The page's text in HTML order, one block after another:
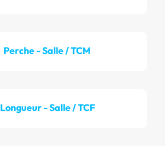
Perche - Salle / TCM
Longueur - Salle / TCF